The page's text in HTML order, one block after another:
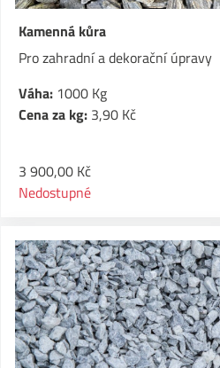
Kamenná kůra
Pro zahradní a dekorační úpravy
Váha: 1000 Kg
Cena za kg: 3,90 Kč
3 900,00 Kč
Nedostupné